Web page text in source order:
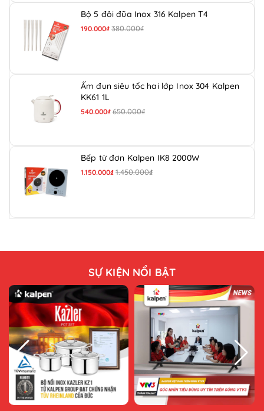
Bộ 5 đôi đũa Inox 316 Kalpen T4
190.000₫ 380.000₫
Ấm đun siêu tốc hai lớp Inox 304 Kalpen
KK61 1L
540.000₫ 650.000₫
Bếp từ đơn Kalpen IK8 2000W
1.150.000₫ 1.450.000₫
SỰ KIỆN NỔI BẬT